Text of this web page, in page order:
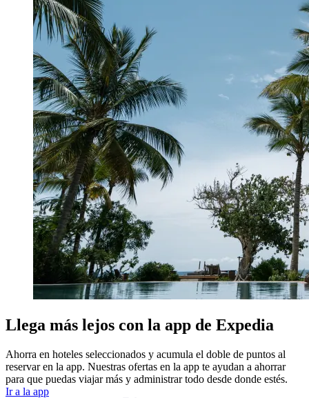
Llega más lejos con la app de Expedia
Ahorra en hoteles seleccionados y acumula el doble de puntos al
reservar en la app. Nuestras ofertas en la app te ayudan a ahorrar
para que puedas viajar más y administrar todo desde donde estés.
Ir a la app